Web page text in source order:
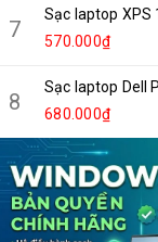
7
Sạc laptop XPS
570.000₫
8
Sạc laptop Dell
680.000₫